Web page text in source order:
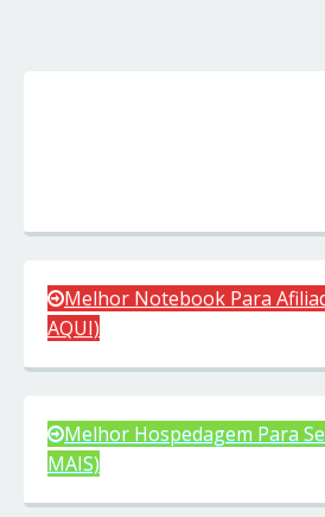
Melhor Notebook Para
AQUI)
Melhor Hospedagem Para
MAIS)